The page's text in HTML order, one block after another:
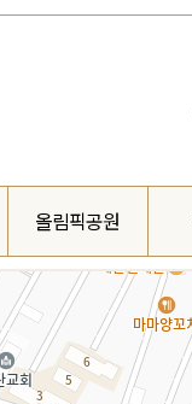
올림픽공원